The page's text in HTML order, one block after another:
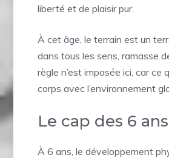
liberté et de plaisir pur.
À cet âge, le terrain est un
dans tous les sens, ramasse
règle n’est imposée ici, car
corps avec l’environnement
Le cap des 6
À 6 ans, le développement